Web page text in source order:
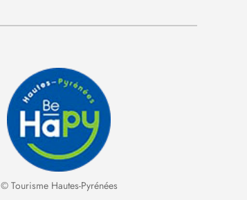
© Tourisme Hautes-Pyrénées